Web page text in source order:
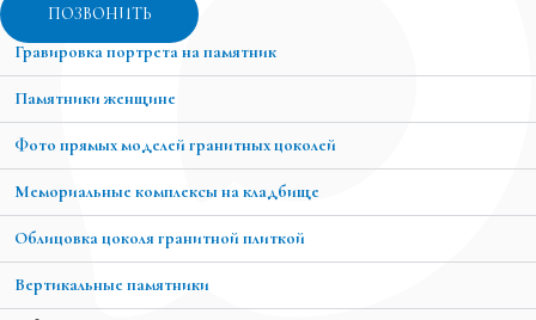
ПОЗВОНИТЬ
Гравировка портрета на памятник
Памятники женщине
Фото прямых моделей гранитных цоколей
Мемориальные комплексы на кладбище
Облицовка цоколя гранитной плиткой
Вертикальные памятники